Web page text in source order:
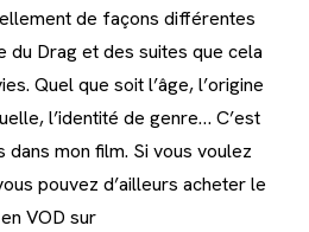
de façons différentes
du Drag et des suites que cela
Quel que soit l’âge, l’origine
l’identité de genre… C’est
dans mon film. Si vous voulez
pouvez d’ailleurs acheter le
VOD sur